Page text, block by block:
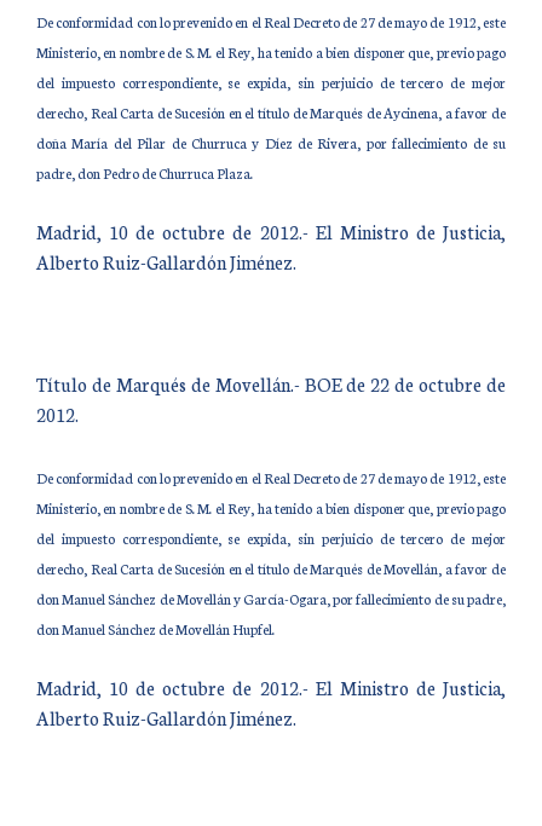
De conformidad con lo prevenido en el Real Decreto de 27 de mayo de 1912, este
Ministerio, en nombre de S. M. el Rey, ha tenido a bien disponer que, previo pago
del impuesto correspondiente, se expida, sin perjuicio de tercero de mejor
derecho, Real Carta de Sucesión en el título de Marqués de Aycinena, a favor de
doña María del Pilar de Churruca y Díez de Rivera, por fallecimiento de su
padre, don Pedro de Churruca Plaza.
Madrid, 10 de octubre de 2012.- El Ministro de Justicia,
Alberto Ruiz-Gallardón Jiménez.
Título de Marqués de Movellán.- BOE de 22 de octubre de
2012.
De conformidad con lo prevenido en el Real Decreto de 27 de mayo de 1912, este
Ministerio, en nombre de S. M. el Rey, ha tenido a bien disponer que, previo pago
del impuesto correspondiente, se expida, sin perjuicio de tercero de mejor
derecho, Real Carta de Sucesión en el título de Marqués de Movellán, a favor de
don Manuel Sánchez de Movellán y García-Ogara, por fallecimiento de su padre,
don Manuel Sánchez de Movellán Hupfel.
Madrid, 10 de octubre de 2012.- El Ministro de Justicia,
Alberto Ruiz-Gallardón Jiménez.